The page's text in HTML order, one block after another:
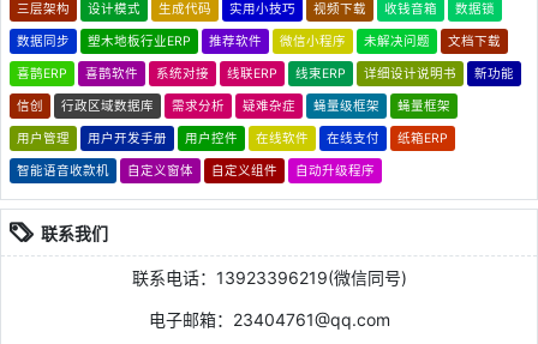
三层架构 设计模式 生成代码 实用小技巧 视频下载 收钱音箱 数据锁
数据同步 塑木地板行业ERP 推荐软件 微信小程序 未解决问题 文档下载
喜鹊ERP 喜鹊软件 系统对接 线联ERP 线束ERP 详细设计说明书 新功能
信创 行政区域数据库 需求分析 疑难杂症 蝇量级框架 蝇量框架
用户管理 用户开发手册 用户控件 在线软件 在线支付 纸箱ERP
智能语音收款机 自定义窗体 自定义组件 自动升级程序
联系我们
联系电话：13923396219(微信同号)
电子邮箱：23404761@qq.com